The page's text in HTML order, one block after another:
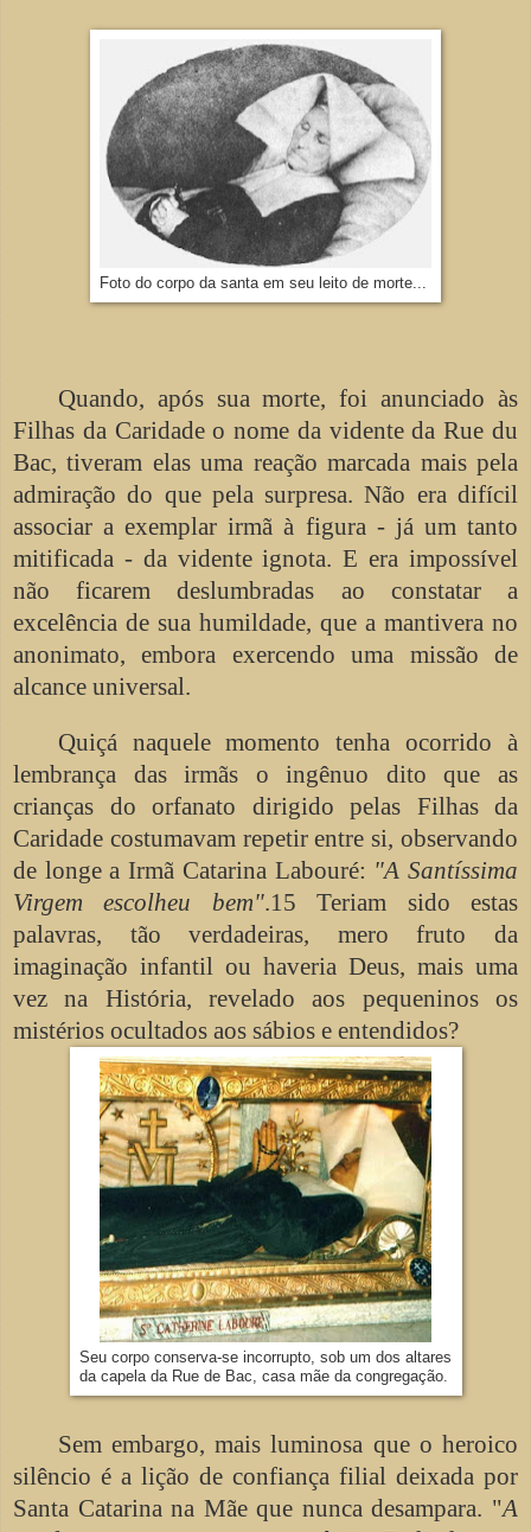
Foto do corpo da santa em seu leito de morte...
Quando, após sua morte, foi anunciado às
Filhas da Caridade o nome da vidente da Rue du
Bac, tiveram elas uma reação marcada mais pela
admiração do que pela surpresa. Não era difícil
associar a exemplar irmã à figura - já um tanto
mitificada - da vidente ignota. E era impossível
não ficarem deslumbradas ao constatar a
excelência de sua humildade, que a mantivera no
anonimato, embora exercendo uma missão de
alcance universal.
Quiçá naquele momento tenha ocorrido à
lembrança das irmãs o ingênuo dito que as
crianças do orfanato dirigido pelas Filhas da
Caridade costumavam repetir entre si, observando
de longe a Irmã Catarina Labouré: "A Santíssima
Virgem escolheu bem".15 Teriam sido estas
palavras, tão verdadeiras, mero fruto da
imaginação infantil ou haveria Deus, mais uma
vez na História, revelado aos pequeninos os
mistérios ocultados aos sábios e entendidos?
Seu corpo conserva-se incorrupto, sob um dos altares
da capela da Rue de Bac, casa mãe da congregação.
Sem embargo, mais luminosa que o heroico
silêncio é a lição de confiança filial deixada por
Santa Catarina na Mãe que nunca desampara. "A